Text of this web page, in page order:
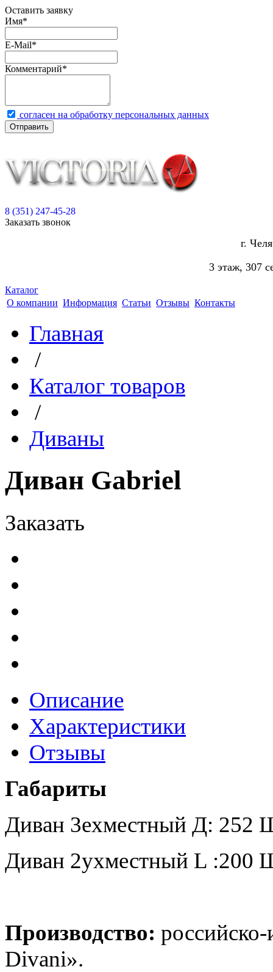
Оставить заявку
Имя*
E-Mail*
Комментарий*
согласен на обработку персональных данных
Отправить
8 (351) 247-45-28
Заказать звонок
г.
3 этаж, 307
Каталог
О компании Информация Статьи Отзывы Контакты
Главная
/
Каталог товаров
/
Диваны
Диван Gabriel
Заказать
Описание
Характеристики
Отзывы
Габариты
Диван 3ехместный Д: 252
Диван 2ухместный L :200
Производство:
Divani».